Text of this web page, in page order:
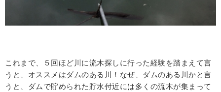
これまで、５回ほど川に流木探しに行った経験を踏まえて言
うと、オススメはダムのある川！なぜ、ダムのある川かと言
うと、ダムで貯められた貯水付近には多くの流木が集まって